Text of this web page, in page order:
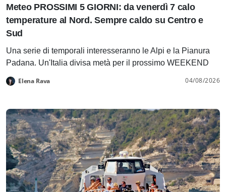
Meteo PROSSIMI 5 GIORNI: da venerdì 7 calo
temperature al Nord. Sempre caldo su Centro e
Sud
Una serie di temporali interesseranno le Alpi e la Pianura
Padana. Un'Italia divisa metà per il prossimo WEEKEND
Elena Rava 04/08/2026